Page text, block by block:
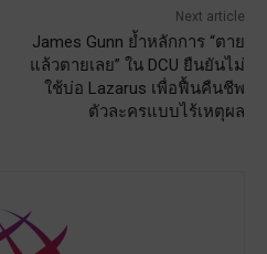
Next article
James Gunn ย้ำหลักการ “ตาย
แล้วตายเลย” ใน DCU ยืนยันไม่
ใช้บ่อ Lazarus เพื่อฟื้นคืนชีพ
ตัวละครแบบไร้เหตุผล